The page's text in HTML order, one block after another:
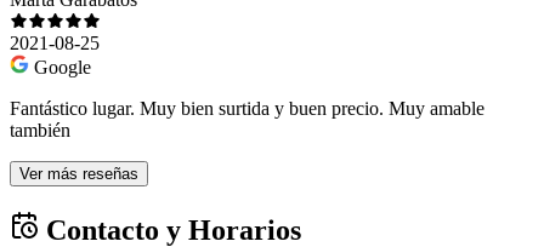
2021-08-25
Google
Fantástico lugar. Muy bien surtida y buen precio. Muy amable
también
Ver más reseñas
Contacto y Horarios